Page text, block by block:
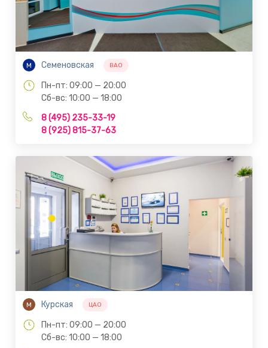
М Семеновская ВАО
Пн-пт: 09:00 — 20:00
Сб-вс: 10:00 — 18:00
8 (495) 235-33-19
8 (925) 815-37-63
М Курская ЦАО
Пн-пт: 09:00 — 20:00
Сб-вс: 10:00 — 18:00